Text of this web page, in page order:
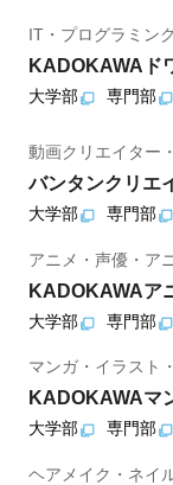
IT・プログラミン
KADOKAWAド
大学部 専門部
動画クリエイター
バンタンクリエ
大学部 専門部
アニメ・声優・ア
KADOKAWAア
大学部 専門部
マンガ・イラスト
KADOKAWAマ
大学部 専門部
ヘアメイク・ネイ